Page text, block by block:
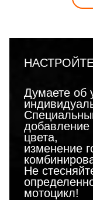
Думаете об
добавление
цвета,
изменение
Не
мотоцикл!